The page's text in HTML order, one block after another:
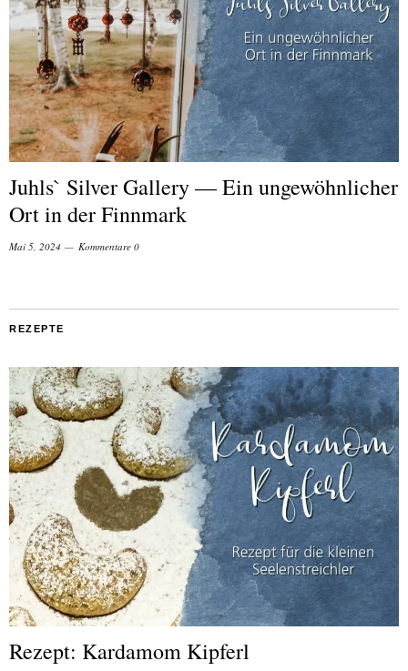
Juhls` Silver Gallery — Ein ungewöhnlicher
Ort in der Finnmark
Mai 5, 2024 Kommentare 0
REZEPTE
Rezept: Kardamom Kipferl